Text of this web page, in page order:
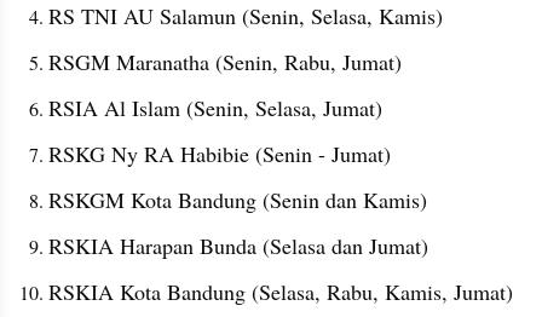
RS TNI AU Salamun (Senin, Selasa, Kamis)
RSGM Maranatha (Senin, Rabu, Jumat)
RSIA Al Islam (Senin, Selasa, Jumat)
RSKG Ny RA Habibie (Senin - Jumat)
RSKGM Kota Bandung (Senin dan Kamis)
RSKIA Harapan Bunda (Selasa dan Jumat)
RSKIA Kota Bandung (Selasa, Rabu, Kamis, Jumat)